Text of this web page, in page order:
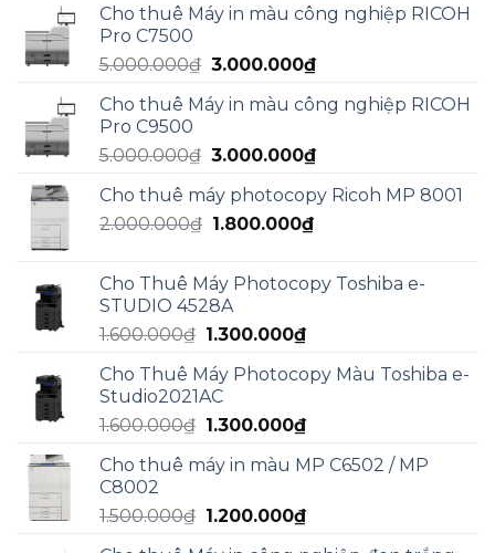
là:
tại
4.990.000₫.
Cho thuê Máy in màu công nghiệp RICOH
Pro C7500
5.000.000₫ Giá
là:
3.000.000₫Giá
tại
3.000.000₫.
Cho thuê Máy in màu công nghiệp RICOH
Pro C9500
5.000.000₫ Giá
là:
5.000.000₫.
3.000.000₫Giá
tại
Cho thuê máy photocopy Ricoh MP 8001
2.000.000₫ Giá
2.000.000₫.
1.800.000₫Giá
là:
Cho Thuê Máy Photocopy Toshiba e-
STUDIO 4528A
1.600.000₫ Giá
là:
1.600.000₫.
1.300.000₫Giá
tại
1.300.000₫.
Cho Thuê Máy Photocopy Màu Toshiba e-
Studio2021AC
1.600.000₫ Giá
là:
1.300.000₫Giá
tại
1.300.000₫.
Cho thuê máy in màu MP C6502 / MP
C8002
1.500.000₫ Giá
1.200.000₫Giá